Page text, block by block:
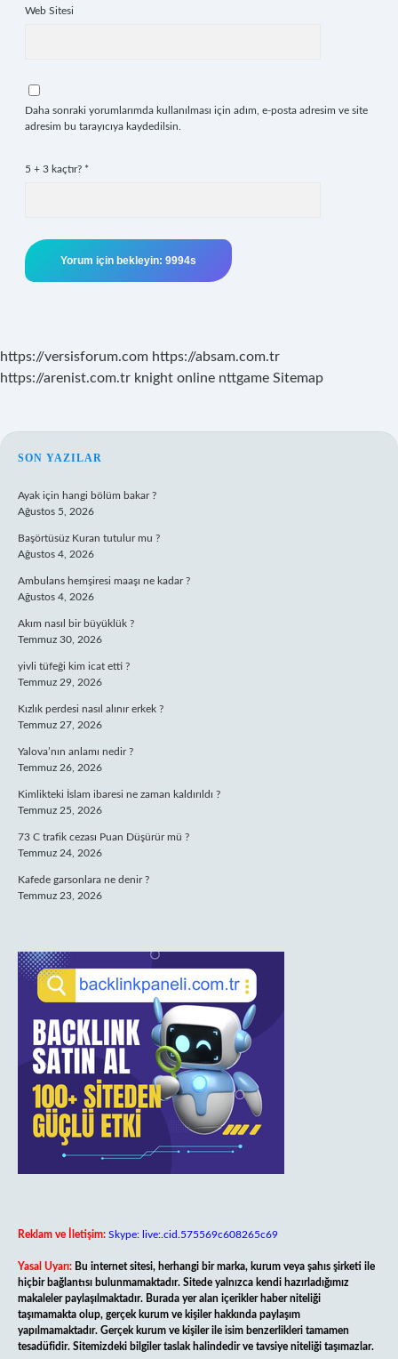
Web Sitesi
Daha sonraki yorumlarımda kullanılması için adım, e-posta adresim ve site
adresim bu tarayıcıya kaydedilsin.
5 + 3 kaçtır? *
https://versisforum.com https://absam.com.tr
https://arenist.com.tr knight online nttgame Sitemap
SIDEBAR
SON YAZILAR
Ayak için hangi bölüm bakar ?
Ağustos 5, 2026
Başörtüsüz Kuran tutulur mu ?
Ağustos 4, 2026
Ambulans hemşiresi maaşı ne kadar ?
Ağustos 4, 2026
Akım nasıl bir büyüklük ?
Temmuz 30, 2026
yivli tüfeği kim icat etti ?
Temmuz 29, 2026
Kızlık perdesi nasıl alınır erkek ?
Temmuz 27, 2026
Yalova’nın anlamı nedir ?
Temmuz 26, 2026
Kimlikteki İslam ibaresi ne zaman kaldırıldı ?
Temmuz 25, 2026
73 C trafik cezası Puan Düşürür mü ?
Temmuz 24, 2026
Kafede garsonlara ne denir ?
Temmuz 23, 2026
Reklam ve İletişim: Skype: live:.cid.575569c608265c69
Yasal Uyarı: Bu internet sitesi, herhangi bir marka, kurum veya şahıs şirketi ile
hiçbir bağlantısı bulunmamaktadır. Sitede yalnızca kendi hazırladığımız
makaleler paylaşılmaktadır. Burada yer alan içerikler haber niteliği
taşımamakta olup, gerçek kurum ve kişiler hakkında paylaşım
yapılmamaktadır. Gerçek kurum ve kişiler ile isim benzerlikleri tamamen
tesadüfidir. Sitemizdeki bilgiler taslak halindedir ve tavsiye niteliği taşımazlar.